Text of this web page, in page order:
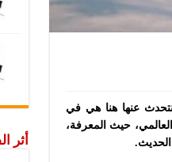
نتحدث عنها هنا هي في
حيث المعرفة،
أثر